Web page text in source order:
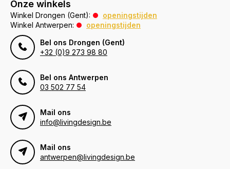
Onze winkels
Winkel Drongen (Gent):
openingstijden
Winkel Antwerpen:
openingstijden
Bel ons Drongen (Gent)
+32 (0)9 273 98 80
Bel ons Antwerpen
03 502 77 54
Mail ons
info@livingdesign.be
Mail ons
antwerpen@livingdesign.be